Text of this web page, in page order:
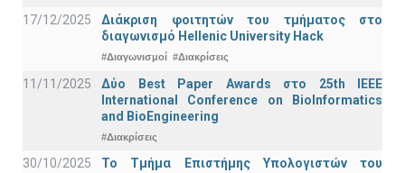
17/12/2025
Διάκριση φοιτητών του τμήματος στο
διαγωνισμό Hellenic University Hack
#Διαγωνισμοί #Διακρίσεις
11/11/2025
Δύο Best Paper Awards στο 25th IEEE
International Conference on BioInformatics
and BioEngineering
#Διακρίσεις
30/10/2025
Το Τμήμα Επιστήμης Υπολογιστών του